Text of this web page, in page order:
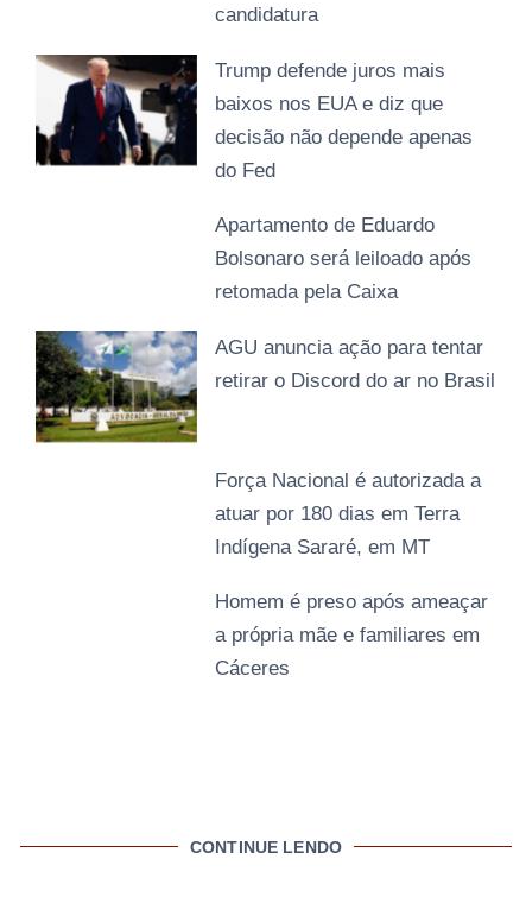
candidatura
Trump defende juros mais
baixos nos EUA e diz que
decisão não depende apenas
do Fed
Apartamento de Eduardo
Bolsonaro será leiloado após
retomada pela Caixa
AGU anuncia ação para tentar
retirar o Discord do ar no Brasil
Força Nacional é autorizada a
atuar por 180 dias em Terra
Indígena Sararé, em MT
Homem é preso após ameaçar
a própria mãe e familiares em
Cáceres
CONTINUE LENDO